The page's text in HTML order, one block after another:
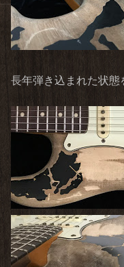
長年弾き込まれた状態